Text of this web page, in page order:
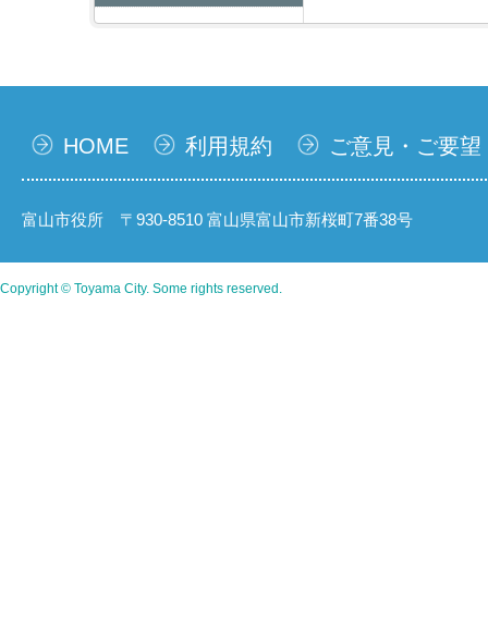
HOME 利用規約 ご意見・ご要望
富山市役所 〒930-8510 富山県富山市新桜町7番38号
Copyright © Toyama City. Some rights reserved.